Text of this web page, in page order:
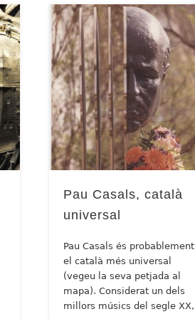
Pau Casals, català
universal
Pau Casals és probablement
el català més universal
(vegeu la seva petjada al
mapa). Considerat un dels
millors músics del segle XX,